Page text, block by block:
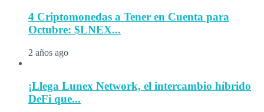
4 Criptomonedas a Tener en Cuenta para
Octubre: $LNEX...
2 años ago
¡Llega Lunex Network, el intercambio híbrido
DeFi que...